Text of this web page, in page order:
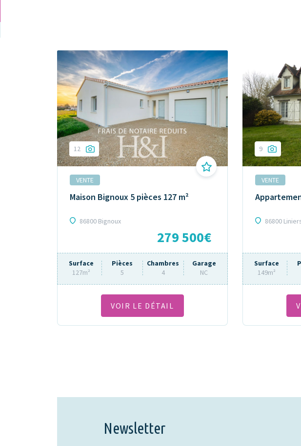
12
VENTE
Maison Bignoux 5 pièces 127 m²
86800 Bignoux
279 500€
Surface
127m²
Pièces
5
Chambres
4
Garage
NC
VOIR LE DÉTAIL
9
VENTE
86800
Surface
149m²
Newsletter